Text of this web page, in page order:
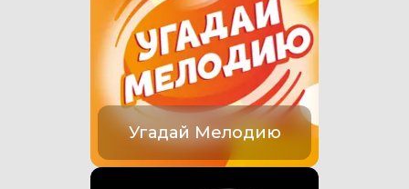
Угадай Мелодию